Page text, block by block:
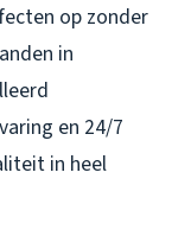
op zonder
in
en 24/7
in heel